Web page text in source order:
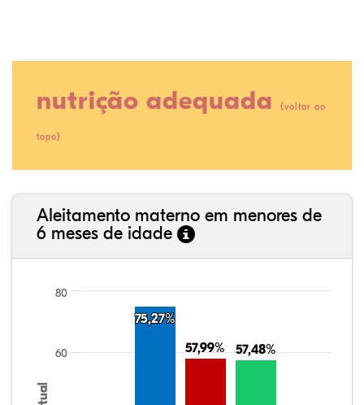
nutrição adequada (voltar ao
topo)
Aleitamento materno em menores de
6 meses de idade
75,27%
75,27%
57,99%
57,99% 57,48%
57,48%
60
80
11,21%
8,94%
0,06%
70,40%
0,31%
9,07%
35,89%
3,62%
0,11%
52,11%
2,54%
5,72%